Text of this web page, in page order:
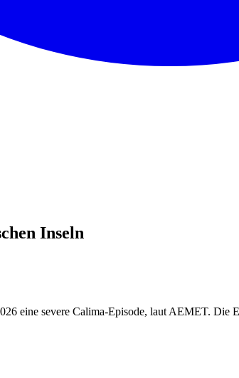
Inseln
eine severe Calima-Episode, laut AEMET. Die